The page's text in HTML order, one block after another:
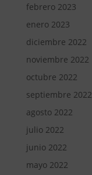
febrero 2023
enero 2023
diciembre 2022
noviembre 2022
octubre 2022
septiembre 2022
agosto 2022
julio 2022
junio 2022
mayo 2022